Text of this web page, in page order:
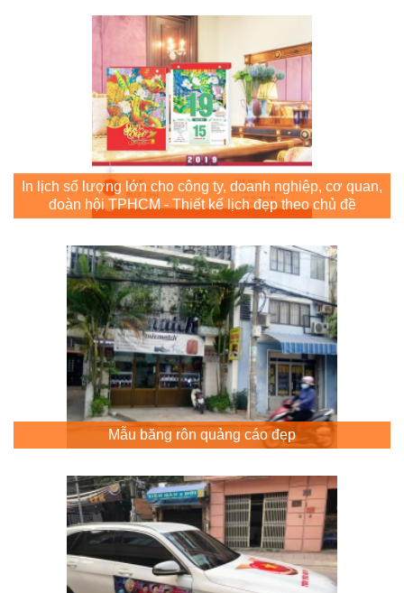
In lịch số lượng lớn cho công ty, doanh nghiệp, cơ quan,
đoàn hội TPHCM - Thiết kế lịch đẹp theo chủ đề
Mẫu băng rôn quảng cáo đẹp